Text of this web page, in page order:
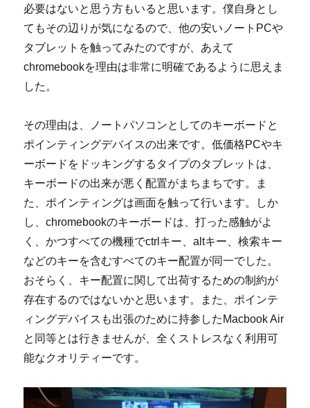
必要はないと思う方もいると思います。僕自身とし
てもその辺りが気になるので、他の安いノートPCや
タブレットを触ってみたのですが、あえて
chromebookを理由は非常に明確であるように思えま
した。
その理由は、ノートパソコンとしてのキーボードと
ポインティングデバイスの出来です。低価格PCやキ
ーボードをドッキングするタイプのタブレットは、
キーボードの出来が悪く配置がまちまちです。ま
た、ポインティングは画面を触って行います。しか
し、chromebookのキーボードは、打った感触がよ
く、かつすべての機種でctrlキー、altキー、検索キー
などのキーを含むすべてのキー配置が同一でした。
おそらく、キー配置に関して出荷するための制約が
存在するのではないかと思います。また、ポインテ
ィングデバイスも出張のために持参したMacbook Air
と同等とは行きませんが、全くストレスなく利用可
能なクオリティーです。